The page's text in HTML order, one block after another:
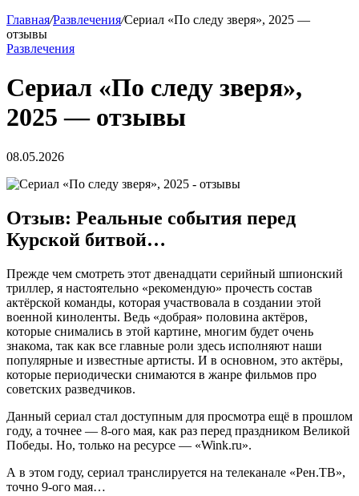
Главная/Развлечения/Сериал «По следу зверя», 2025 —
отзывы
Развлечения
Сериал «По следу зверя»,
2025 — отзывы
08.05.2026
Отзыв: Реальные события перед
Курской битвой…
Прежде чем смотреть этот двенадцати серийный шпионский
триллер, я настоятельно «рекомендую» прочесть состав
актёрской команды, которая участвовала в создании этой
военной киноленты. Ведь «добрая» половина актёров,
которые снимались в этой картине, многим будет очень
знакома, так как все главные роли здесь исполняют наши
популярные и известные артисты. И в основном, это актёры,
которые периодически снимаются в жанре фильмов про
советских разведчиков.
Данный сериал стал доступным для просмотра ещё в прошлом
году, а точнее — 8-ого мая, как раз перед праздником Великой
Победы. Но, только на ресурсе — «Wink.ru».
А в этом году, сериал транслируется на телеканале «Рен.ТВ»,
точно 9-ого мая…